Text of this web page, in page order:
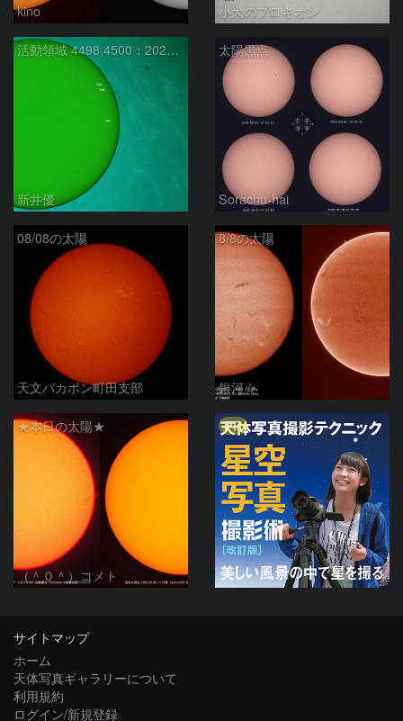
kino 小犬のプロキオン
活動領域 4498,4500：2026/08/08
新井優
太陽黒点
Sorachu-hai
08/08の太陽
天文バカボン町田支部
8/8の太陽
銀河☆
★本日の太陽★
（＾０＾）コメト
PR
サイトマップ
ホーム
天体写真ギャラリーについて
利用規約
ログイン/新規登録